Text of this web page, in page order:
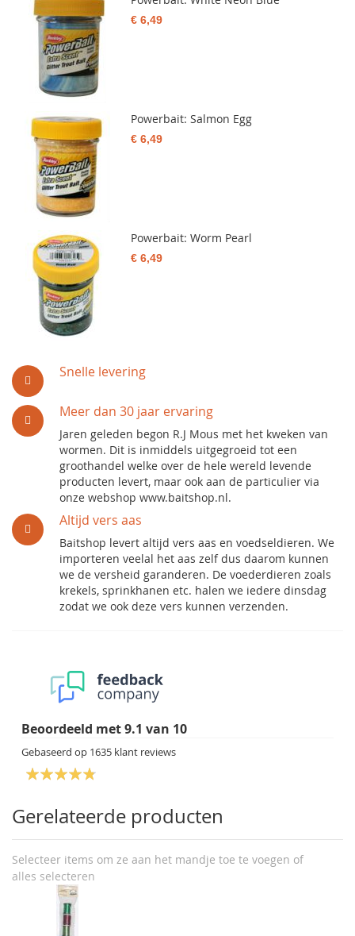
Snelle levering
Meer dan 30 jaar ervaring
Jaren geleden begon R.J Mous met het kweken van
wormen. Dit is inmiddels uitgegroeid tot een
groothandel welke over de hele wereld levende
producten levert, maar ook aan de particulier via
onze webshop www.baitshop.nl.
Altijd vers aas
Baitshop levert altijd vers aas en voedseldieren. We
importeren veelal het aas zelf dus daarom kunnen
we de versheid garanderen. De voederdieren zoals
krekels, sprinkhanen etc. halen we iedere dinsdag
zodat we ook deze vers kunnen verzenden.
Beoordeeld met9.1 van 10
Gebaseerd op 1635 klant reviews
Gerelateerde producten
Selecteer items om ze aan het mandje toe te voegen of
alles selecteren
€ 6,49
Powerbait: Salmon Egg
€ 6,49
Powerbait: Worm Pearl
€ 6,49